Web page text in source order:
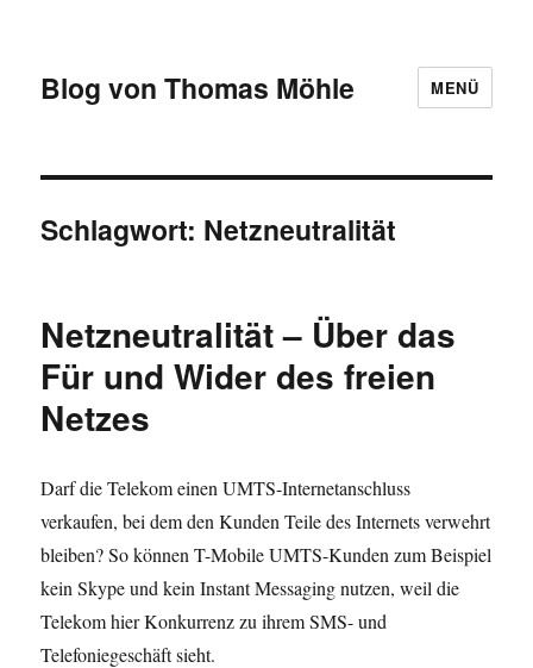
Blog von Thomas Möhle MENÜ
Schlagwort: Netzneutralität
Netzneutralität – Über das
Für und Wider des freien
Netzes
Darf die Telekom einen UMTS-Internetanschluss
verkaufen, bei dem den Kunden Teile des Internets verwehrt
bleiben? So können T-Mobile UMTS-Kunden zum Beispiel
kein Skype und kein Instant Messaging nutzen, weil die
Telekom hier Konkurrenz zu ihrem SMS- und
Telefoniegeschäft sieht.